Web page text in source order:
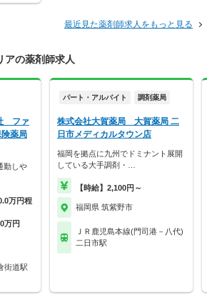
最近見た薬剤師求人をもっと見る
アの薬剤師求人
ファ
薬局
勤しや
万円程
万円
街道駅
パート・アルバイト 調剤薬局
株式会社大賀薬局 大賀薬局 二
日市メディカルタウン店
福岡を拠点に九州でドミナント展開
している大手調剤・…
【時給】2,100円～
福岡県 筑紫野市
ＪＲ鹿児島本線(門司港－八代)
二日市駅